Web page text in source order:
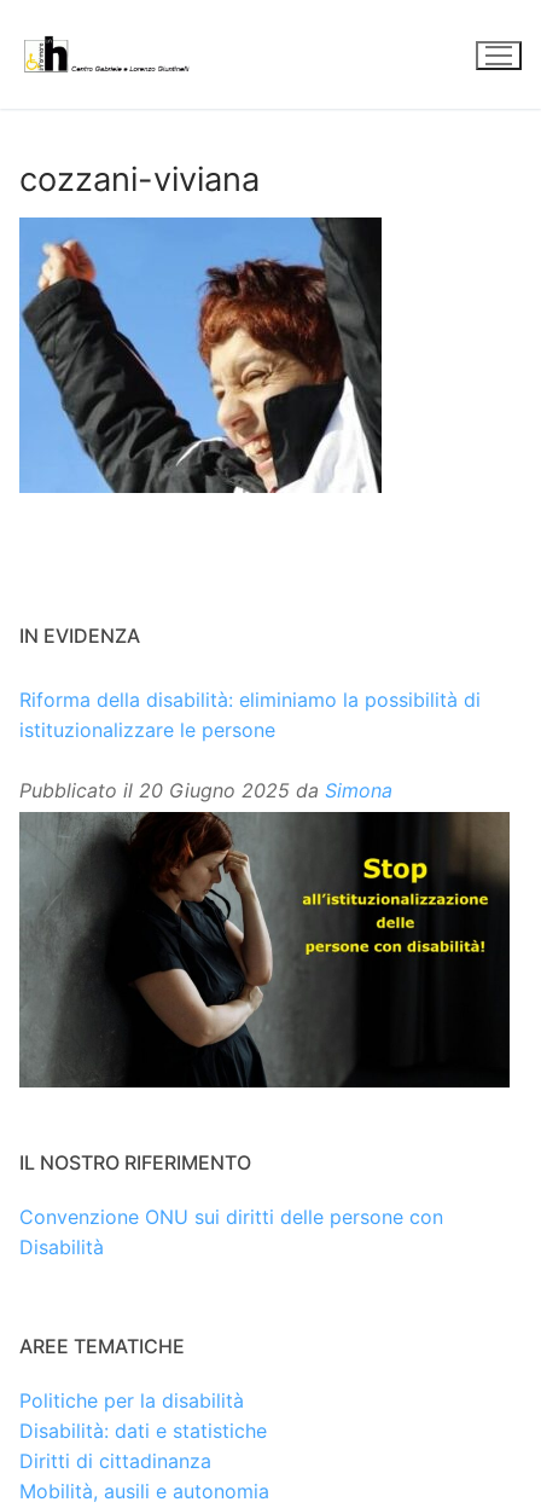
contenuto
cozzani-viviana
IN EVIDENZA
Riforma della disabilità: eliminiamo la possibilità di
istituzionalizzare le persone
Pubblicato il 20 Giugno 2025 da Simona
IL NOSTRO RIFERIMENTO
Convenzione ONU sui diritti delle persone con
Disabilità
AREE TEMATICHE
Politiche per la disabilità
Disabilità: dati e statistiche
Diritti di cittadinanza
Mobilità, ausili e autonomia